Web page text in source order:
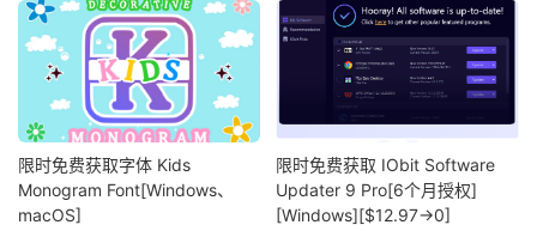
限时免费获取字体 Kids
Monogram Font[Windows、
macOS]
限时免费获取 IObit Software
Updater 9 Pro[6个月授权]
[Windows][$12.97→0]